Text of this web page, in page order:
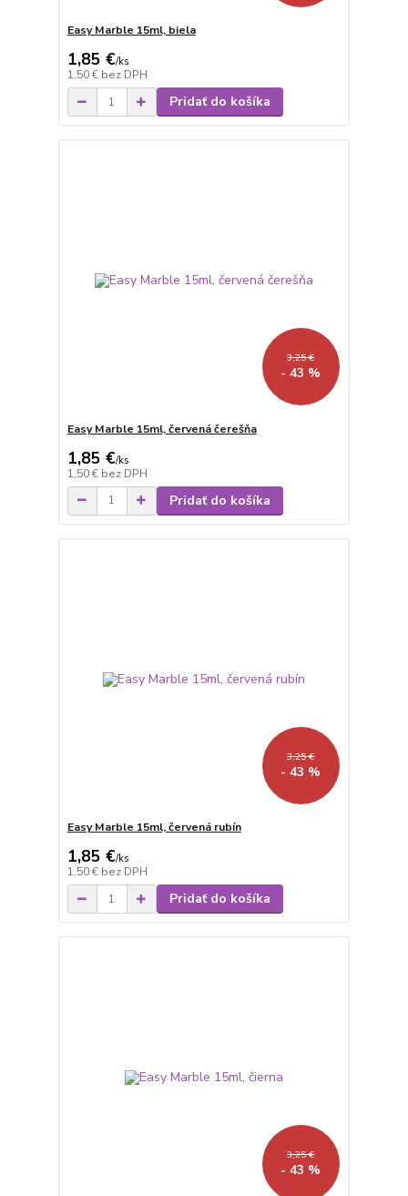
Easy Marble 15ml, biela
1,85 €/ks
1,50 € bez DPH
Pridať do košíka
3,25 €
- 43 %
Easy Marble 15ml, červená čerešňa
1,85 €/ks
1,50 € bez DPH
Pridať do košíka
3,25 €
- 43 %
Easy Marble 15ml, červená rubín
1,85 €/ks
1,50 € bez DPH
Pridať do košíka
3,25 €
- 43 %